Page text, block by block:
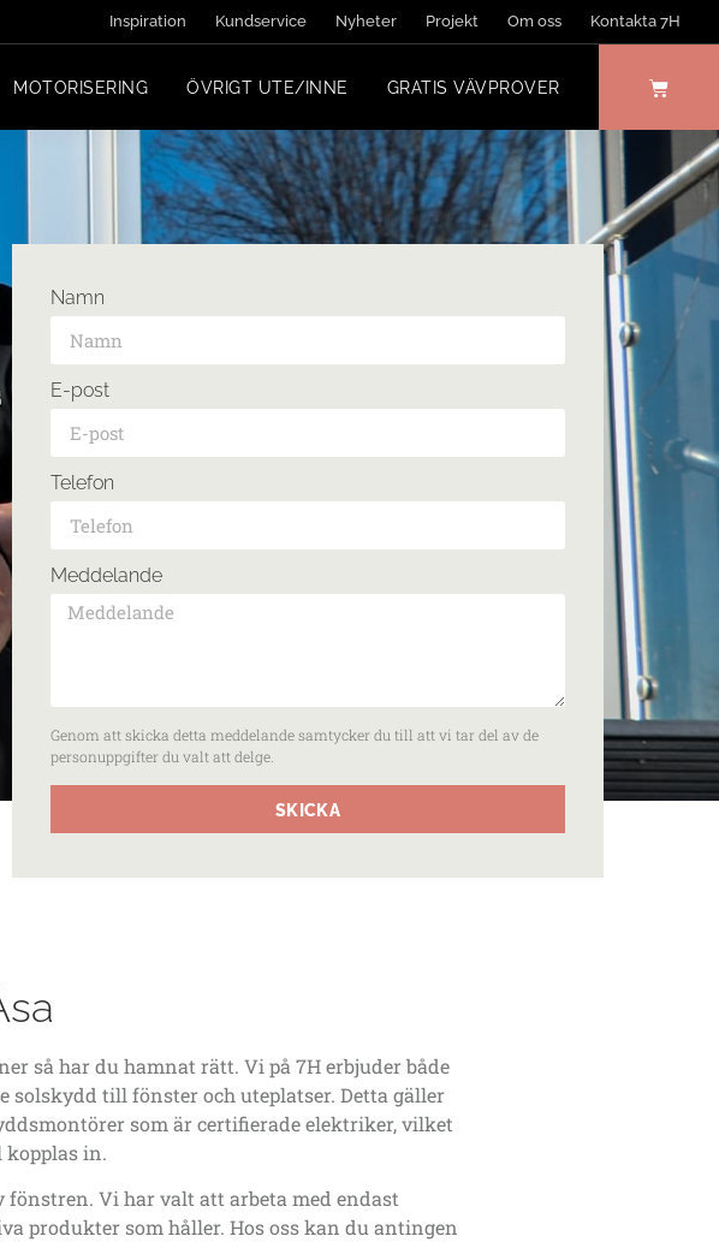
Inspiration Kundservice Nyheter Projekt Om oss Kontakta 7H
MOTORISERING ÖVRIGT UTE/INNE GRATIS VÄVPROVER
Namn
E-post
Telefon
Meddelande
Genom att skicka detta meddelande samtycker du till att vi tar del av de
personuppgifter du valt att delge.
SKICKA
så har du hamnat rätt. Vi på 7H erbjuder både
till fönster och uteplatser. Detta gäller
som är certifierade elektriker, vilket
in.
Vi har valt att arbeta med endast
produkter som håller. Hos oss kan du antingen